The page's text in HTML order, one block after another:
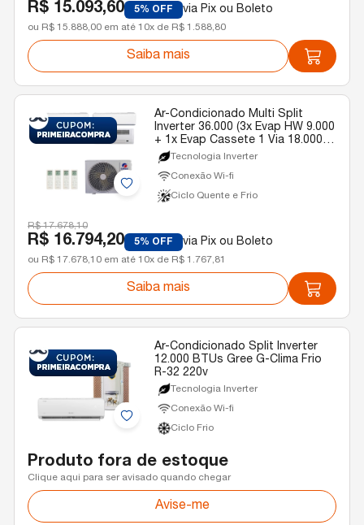
R$ 15.093,60 5% OFF via Pix ou Boleto
ou R$ 15.888,00 em até 10x de R$ 1.588,80
Saiba mais
Ar-Condicionado Multi Split
Inverter 36.000 (3x Evap HW 9.000
+ 1x Evap Cassete 1 Via 18.000)
Gree Quente/Frio R-32 220v
Tecnologia Inverter
Conexão Wi-fi
Ciclo Quente e Frio
R$ 17.678,10
R$ 16.794,20 5% OFF via Pix ou Boleto
ou R$ 17.678,10 em até 10x de R$ 1.767,81
Saiba mais
Ar-Condicionado Split Inverter
12.000 BTUs Gree G-Clima Frio
R-32 220v
Tecnologia Inverter
Conexão Wi-fi
Ciclo Frio
Produto fora de estoque
Clique aqui para ser avisado quando chegar
Avise-me